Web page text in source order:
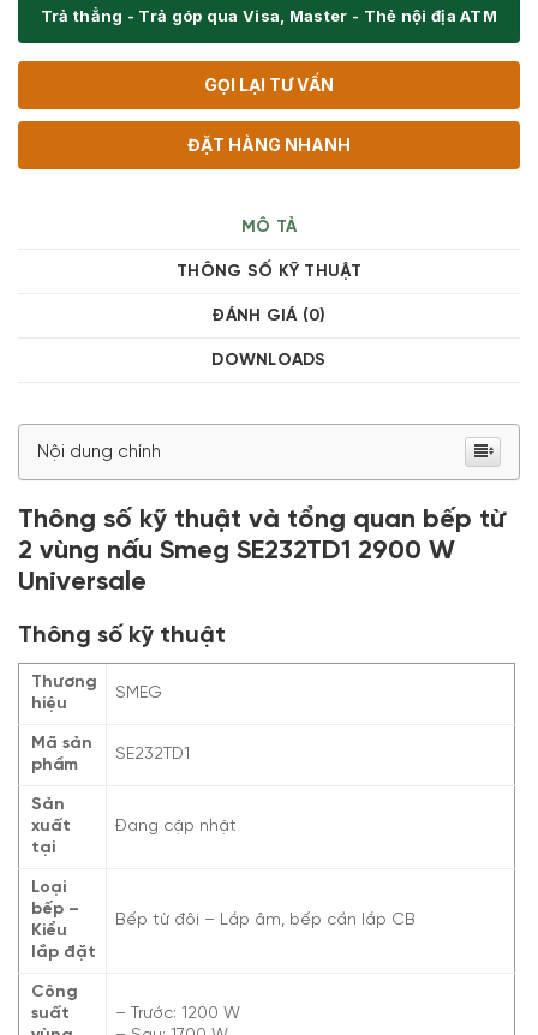
Trả thẳng - Trả góp qua Visa, Master - Thẻ nội địa ATM
GỌI LẠI TƯ VẤN
ĐẶT HÀNG NHANH
MÔ TẢ
THÔNG SỐ KỸ THUẬT
ĐÁNH GIÁ (0)
DOWNLOADS
Nội dung chính
Thông số kỹ thuật và tổng quan bếp từ
2 vùng nấu Smeg SE232TD1 2900 W
Universale
Thông số kỹ thuật
Thương
hiệu
SMEG
Mã sản
phẩm
SE232TD1
Sản
xuất
tại
Đang cập nhật
Loại
bếp –
Kiểu
lắp đặt
Bếp từ đôi – Lắp âm, bếp cần lắp CB
Công
suất
– Trước: 1200 W